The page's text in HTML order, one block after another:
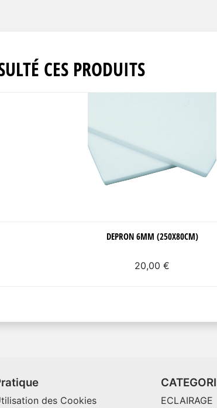
CES PRODUITS
DEPRON 6MM (250X80CM)
20,00 €
des Cookies
ECLAIRAGE